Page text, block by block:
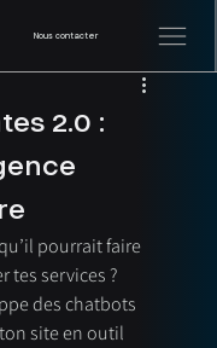
Nous contacter
2.0 :
pourrait faire
tes services ?
des chatbots
site en outil